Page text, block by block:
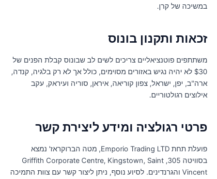
של קרן.
ותקנון בונוס
פוטנציאליים צריכים לשים לב שבונוס קבלת הפנים של
$30 לא יהיה נגיש באזורים מסוימים, כולל אך לא רק בלגיה, קנדה,
יפן, ישראל, צפון קוריאה, איראן, סוריה ועיראק, עקב
רגולטוריים.
רגולציה ומידע ליצירת קשר
פועלת תחת Emporio Trading LTD, מטה הברוקראז' נמצא
בסוויטה 305, Griffith Corporate Centre, Kingstown, Saint
Vincent והגרנדינים. לסיוע נוסף, ניתן ליצור קשר עם צוות התמיכה